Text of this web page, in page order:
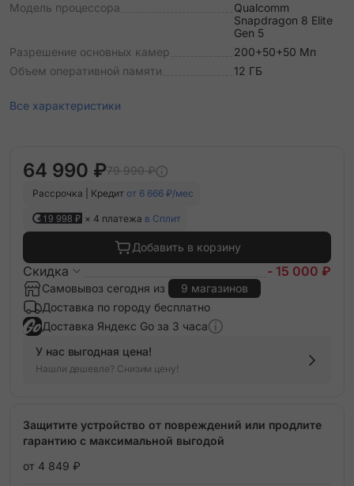
Модель процессора
Qualcomm
Snapdragon 8 Elite
Gen 5
Разрешение основных камер
200+50+50 Мп
Объем оперативной памяти
12 ГБ
Все характеристики
64 990 ₽79 990 ₽
Рассрочка | Кредит от 6 666 ₽/мес
19 998 ₽ × 4 платежа в Сплит
Добавить в корзину
Скидка - 15 000 ₽
Самовывоз сегодня из
9 магазинов
Доставка по городу бесплатно
Доставка Яндекс Go за 3 часа
У нас выгодная цена!
Нашли дешевле? Снизим цену!
Защитите устройство от повреждений или продлите
гарантию с максимальной выгодой
от 4 849 ₽